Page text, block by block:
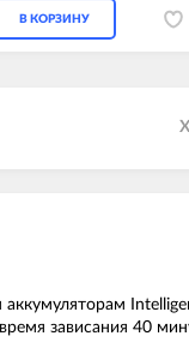
В КОРЗИНУ
зависания 40